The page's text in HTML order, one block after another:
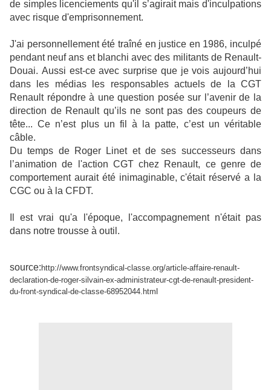
de simples licenciements qu'il s’agirait mais d'inculpations
avec risque d'emprisonnement.
J'ai personnellement été traîné en justice en 1986, inculpé
pendant neuf ans et blanchi avec des militants de Renault-
Douai. Aussi est-ce avec surprise que je vois aujourd’hui
dans les médias les responsables actuels de la CGT
Renault répondre à une question posée sur l’avenir de la
direction de Renault qu’ils ne sont pas des coupeurs de
tête... Ce n’est plus un fil à la patte, c’est un véritable
câble.
Du temps de Roger Linet et de ses successeurs dans
l’animation de l'action CGT chez Renault, ce genre de
comportement aurait été inimaginable, c'était réservé a la
CGC ou à la CFDT.
Il est vrai qu'a l'époque, l'accompagnement n'était pas
dans notre trousse à outil.
source: http://www.frontsyndical-classe.org/article-affaire-renault-
declaration-de-roger-silvain-ex-administrateur-cgt-de-renault-president-
du-front-syndical-de-classe-68952044.html